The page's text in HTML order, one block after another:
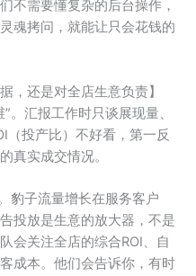
不需要懂复杂的后台操作，
魂拷问，就能让只会花钱的
，还是对全店生意负责】
。汇报工作时只谈展现量、
（投产比）不好看，第一反
真实成交情况。
豹子流量增长在服务客户
投放是生意的放大器，不是
会关注全店的综合ROI、自
成本。他们会告诉你，有时